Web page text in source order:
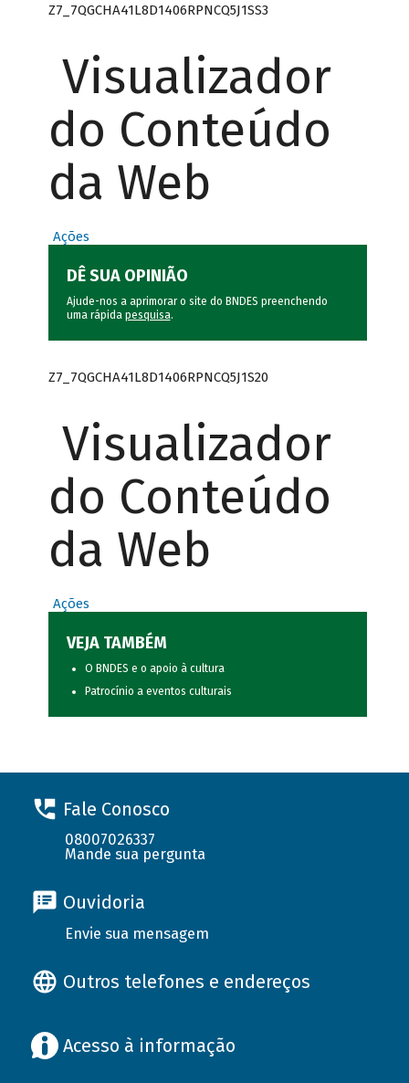
Z7_7QGCHA41L8D1406RPNCQ5J1SS3
Visualizador
do Conteúdo
da Web
Ações
DÊ SUA OPINIÃO
Ajude-nos a aprimorar o site do BNDES preenchendo
uma rápida pesquisa.
Z7_7QGCHA41L8D1406RPNCQ5J1S20
Visualizador
do Conteúdo
da Web
Ações
VEJA TAMBÉM
O BNDES e o apoio à cultura
Patrocínio a eventos culturais
Fale Conosco
08007026337
Mande sua pergunta
Ouvidoria
Envie sua mensagem
Outros telefones e endereços
Acesso à informação